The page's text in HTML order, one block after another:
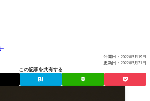
公開日： 2022年5月19日
更新日： 2022年5月21日
この記事を共有する